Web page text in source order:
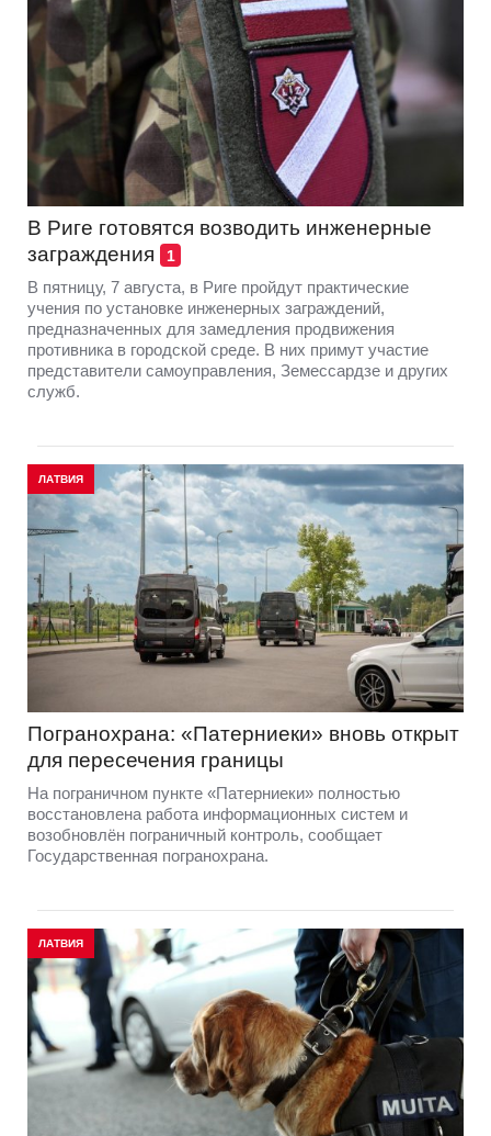
В Риге готовятся возводить инженерные
заграждения
1
В пятницу, 7 августа, в Риге пройдут практические
учения по установке инженерных заграждений,
предназначенных для замедления продвижения
противника в городской среде. В них примут участие
представители самоуправления, Земессардзе и других
служб.
ЛАТВИЯ
Погранохрана: «Патерниеки» вновь открыт
для пересечения границы
На пограничном пункте «Патерниеки» полностью
восстановлена работа информационных систем и
возобновлён пограничный контроль, сообщает
Государственная погранохрана.
ЛАТВИЯ